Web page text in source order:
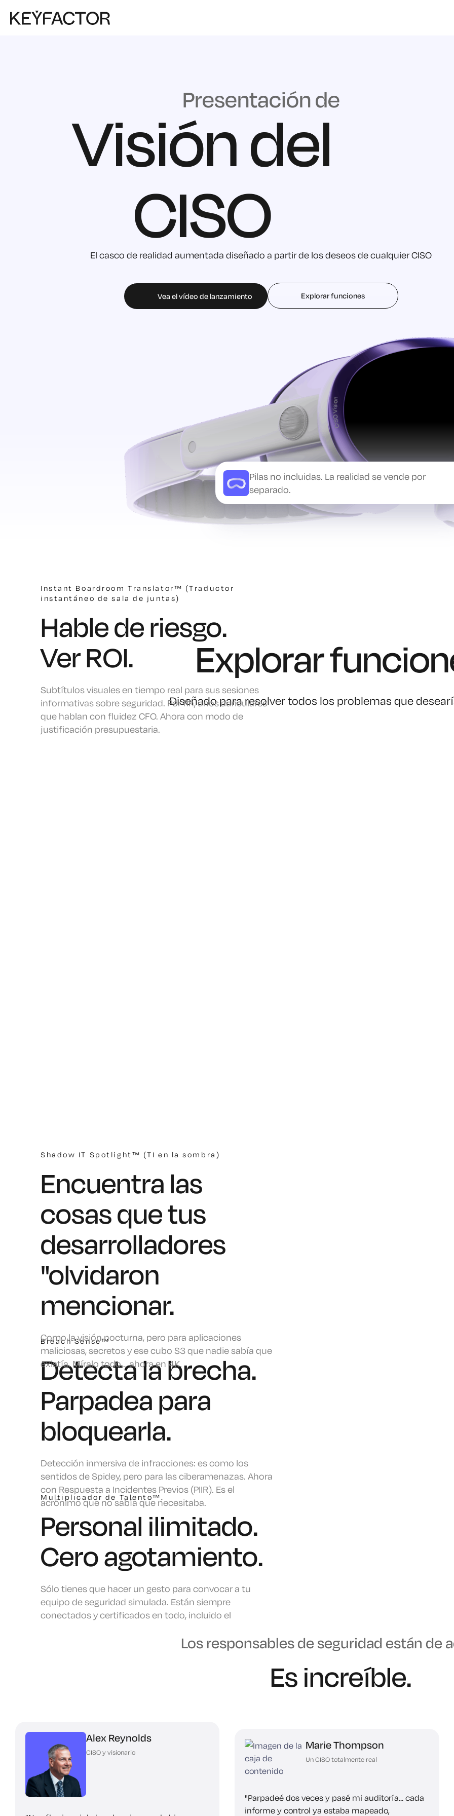
Presentación de
Visión del
CISO
El casco de realidad aumentada diseñado a partir de los deseos de cualquier CISO
Vea el vídeo de lanzamiento Explorar funciones
Pilas no incluidas. La realidad se vende por
separado.
Explorar
Diseñado para resolver todos los problemas que
Instant Boardroom Translator™ (Traductor
instantáneo de sala de juntas)
Hable de riesgo.
Ver ROI.
Subtítulos visuales en tiempo real para sus sesiones
informativas sobre seguridad. Por fin, unos auriculares
que hablan con fluidez CFO. Ahora con modo de
justificación presupuestaria.
Shadow IT Spotlight™ (TI en la sombra)
Encuentra las
cosas que tus
desarrolladores
"olvidaron
mencionar.
Como la visión nocturna, pero para aplicaciones
maliciosas, secretos y ese cubo S3 que nadie sabía que
existía. Míralo todo... ahora en 4K.
Breach Sense™
Detecta la brecha.
Parpadea para
bloquearla.
Detección inmersiva de infracciones: es como los
sentidos de Spidey, pero para las ciberamenazas. Ahora
con Respuesta a Incidentes Previos (PIIR). Es el
acrónimo que no sabía que necesitaba.
Multiplicador de Talento™.
Personal ilimitado.
Cero agotamiento.
Sólo tienes que hacer un gesto para convocar a tu
equipo de seguridad simulada. Están siempre
conectados y certificados en todo, incluido el
Guiño. Informe.
guiño. Un guiño para PCI. Dos veces para GDPR.
Los responsables de seguridad están de
Es increíble.
Alex Reynolds
CISO y visionario
Marie Thompson
Un CISO totalmente real
"Parpadeé dos veces y pasé mi auditoría... cada
informe y control ya estaba mapeado,